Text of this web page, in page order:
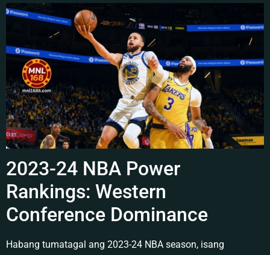
2023-24 NBA Power
Rankings: Western
Conference Dominance
Habang tumatagal ang 2023-24 NBA season, isang